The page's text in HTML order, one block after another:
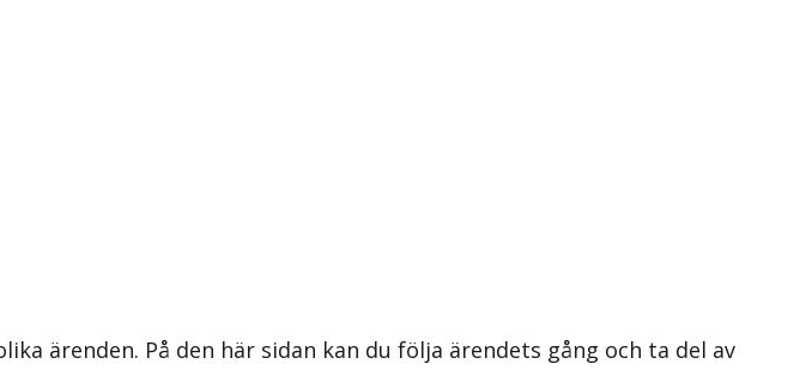
ärenden. På den här sidan kan du följa ärendets gång och ta del av